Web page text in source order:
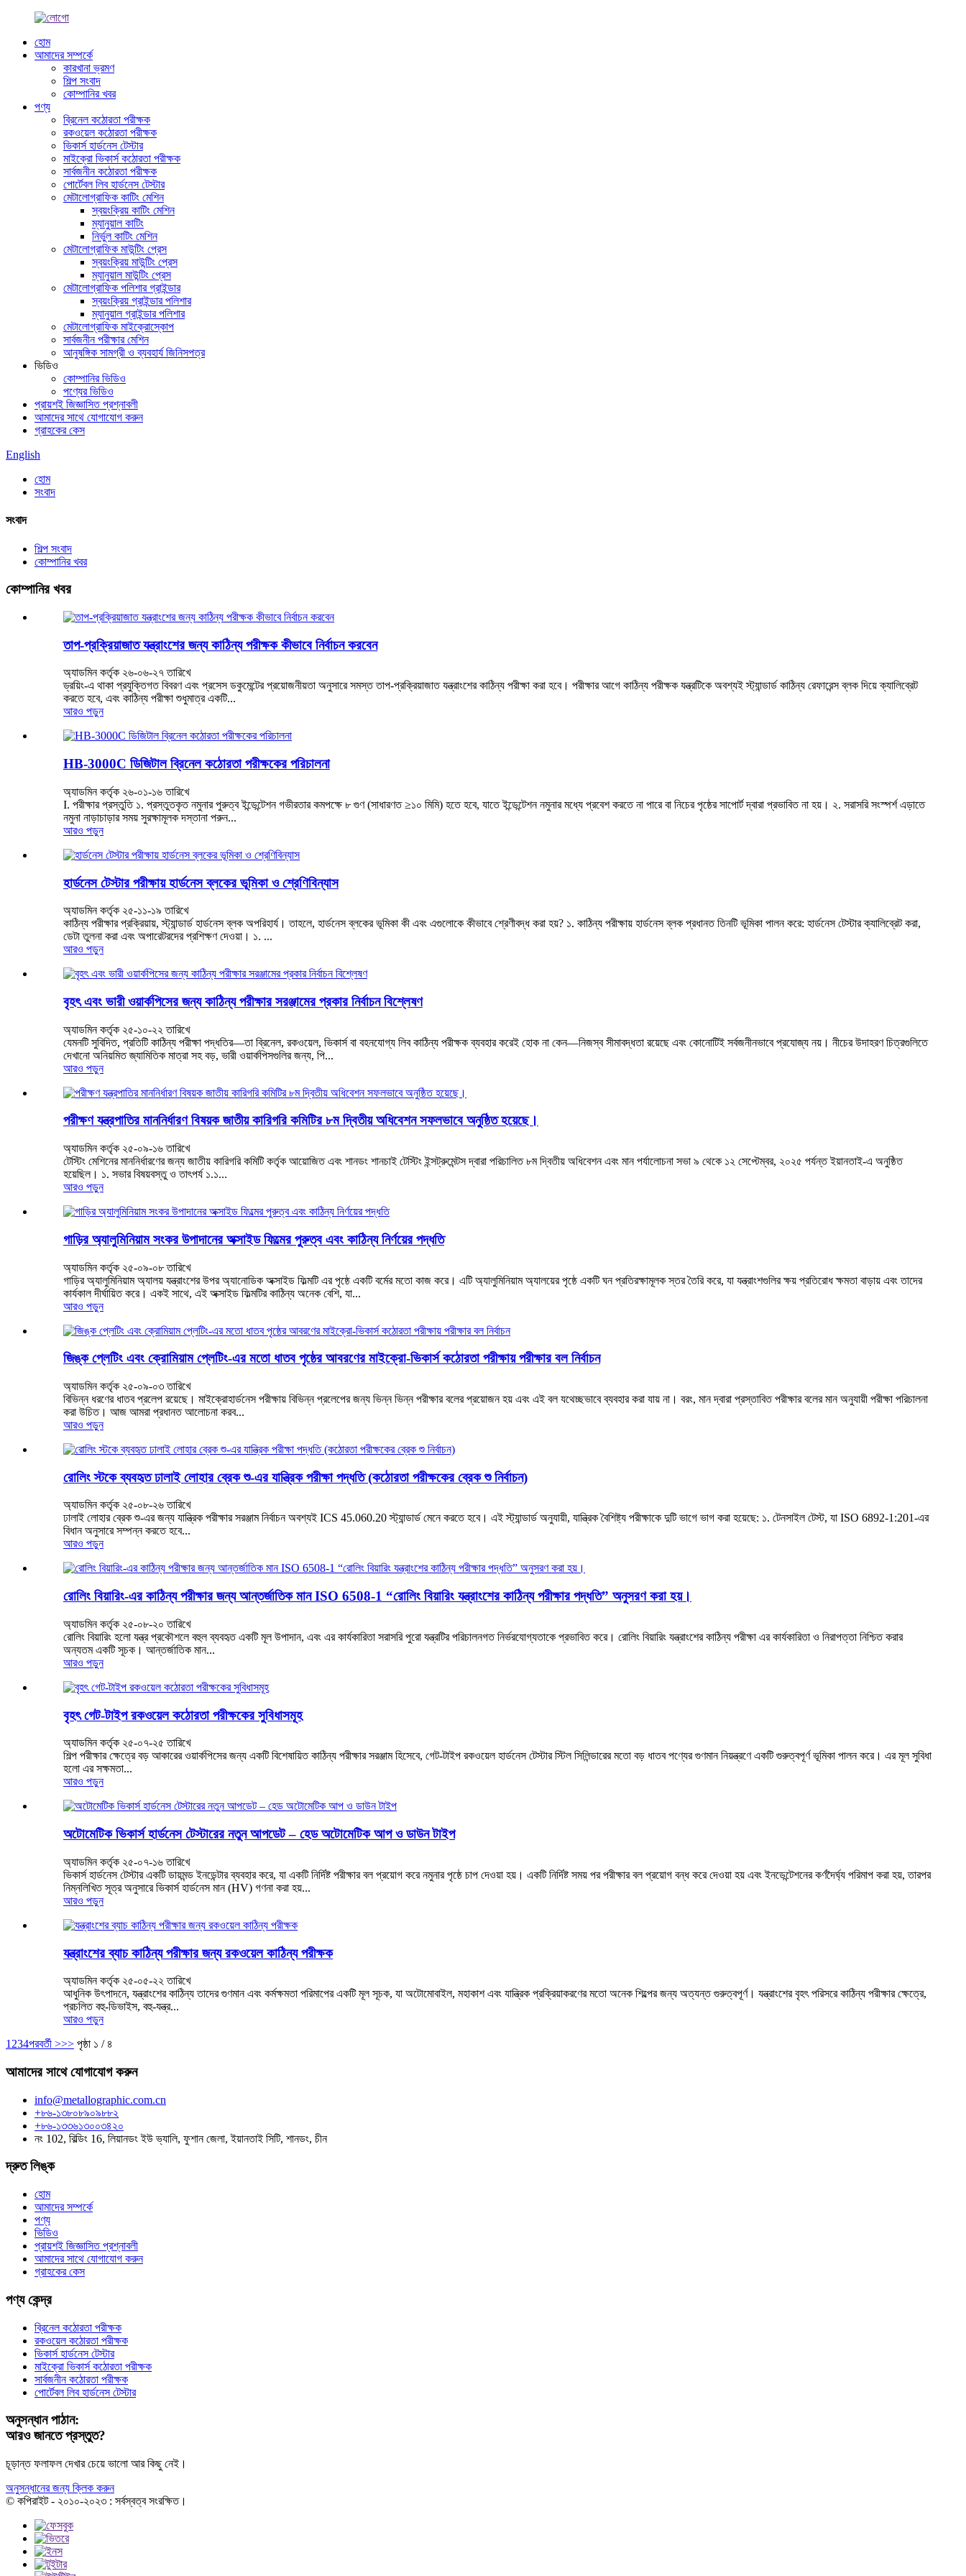
হোম
আমাদের সম্পর্কে
কারখানা ভ্রমণ
শিল্প সংবাদ
কোম্পানির খবর
পণ্য
ব্রিনেল কঠোরতা পরীক্ষক
রকওয়েল কঠোরতা পরীক্ষক
ভিকার্স হার্ডনেস টেস্টার
মাইক্রো ভিকার্স কঠোরতা পরীক্ষক
সার্বজনীন কঠোরতা পরীক্ষক
পোর্টেবল লিব হার্ডনেস টেস্টার
মেটালোগ্রাফিক কাটিং মেশিন
স্বয়ংক্রিয় কাটিং মেশিন
ম্যানুয়াল কাটিং
নির্ভুল কাটিং মেশিন
মেটালোগ্রাফিক মাউন্টিং প্রেস
স্বয়ংক্রিয় মাউন্টিং প্রেস
ম্যানুয়াল মাউন্টিং প্রেস
মেটালোগ্রাফিক পলিশার গ্রাইন্ডার
স্বয়ংক্রিয় গ্রাইন্ডার পলিশার
ম্যানুয়াল গ্রাইন্ডার পলিশার
মেটালোগ্রাফিক মাইক্রোস্কোপ
সার্বজনীন পরীক্ষার মেশিন
আনুষঙ্গিক সামগ্রী ও ব্যবহার্য জিনিসপত্র
ভিডিও
কোম্পানির ভিডিও
পণ্যের ভিডিও
প্রায়শই জিজ্ঞাসিত প্রশ্নাবলী
আমাদের সাথে যোগাযোগ করুন
গ্রাহকের কেস
English
হোম
সংবাদ
সংবাদ
শিল্প সংবাদ
কোম্পানির খবর
কোম্পানির খবর
তাপ-প্রক্রিয়াজাত যন্ত্রাংশের জন্য কাঠিন্য পরীক্ষক কীভাবে নির্বাচন করবেন
অ্যাডমিন কর্তৃক ২৬-০৬-২৭ তারিখে
ড্রয়িং-এ থাকা প্রযুক্তিগত বিবরণ এবং প্রসেস ডকুমেন্টের প্রয়োজনীয়তা অনুসারে সমস্ত তাপ-প্রক্রিয়াজাত যন্ত্রাংশের কাঠিন্য পরীক্ষা করা হবে। পরীক্ষার আগে কাঠিন্য পরীক্ষক যন্ত্রটিকে অবশ্যই স্ট্যান্ডার্ড কাঠিন্য রেফারেন্স ব্লক দিয়ে ক্যালিব্রেট
করতে হবে, এবং কাঠিন্য পরীক্ষা শুধুমাত্র একটি...
আরও পড়ুন
HB-3000C ডিজিটাল ব্রিনেল কঠোরতা পরীক্ষকের পরিচালনা
অ্যাডমিন কর্তৃক ২৬-০১-১৬ তারিখে
I. পরীক্ষার প্রস্তুতি ১. প্রস্তুতকৃত নমুনার পুরুত্ব ইন্ডেন্টেশন গভীরতার কমপক্ষে ৮ গুণ (সাধারণত ≥১০ মিমি) হতে হবে, যাতে ইন্ডেন্টেশন নমুনার মধ্যে প্রবেশ করতে না পারে বা নিচের পৃষ্ঠের সাপোর্ট দ্বারা প্রভাবিত না হয়। ২. সরাসরি সংস্পর্শ এড়াতে
নমুনা নাড়াচাড়ার সময় সুরক্ষামূলক দস্তানা পরুন...
আরও পড়ুন
হার্ডনেস টেস্টার পরীক্ষায় হার্ডনেস ব্লকের ভূমিকা ও শ্রেণিবিন্যাস
অ্যাডমিন কর্তৃক ২৫-১১-১৯ তারিখে
কাঠিন্য পরীক্ষার প্রক্রিয়ায়, স্ট্যান্ডার্ড হার্ডনেস ব্লক অপরিহার্য। তাহলে, হার্ডনেস ব্লকের ভূমিকা কী এবং এগুলোকে কীভাবে শ্রেণীবদ্ধ করা হয়? ১. কাঠিন্য পরীক্ষায় হার্ডনেস ব্লক প্রধানত তিনটি ভূমিকা পালন করে: হার্ডনেস টেস্টার ক্যালিব্রেট করা,
ডেটা তুলনা করা এবং অপারেটরদের প্রশিক্ষণ দেওয়া। ১. ...
আরও পড়ুন
বৃহৎ এবং ভারী ওয়ার্কপিসের জন্য কাঠিন্য পরীক্ষার সরঞ্জামের প্রকার নির্বাচন বিশ্লেষণ
অ্যাডমিন কর্তৃক ২৫-১০-২২ তারিখে
যেমনটি সুবিদিত, প্রতিটি কাঠিন্য পরীক্ষা পদ্ধতির—তা ব্রিনেল, রকওয়েল, ভিকার্স বা বহনযোগ্য লিব কাঠিন্য পরীক্ষক ব্যবহার করেই হোক না কেন—নিজস্ব সীমাবদ্ধতা রয়েছে এবং কোনোটিই সর্বজনীনভাবে প্রযোজ্য নয়। নীচের উদাহরণ চিত্রগুলিতে
দেখানো অনিয়মিত জ্যামিতিক মাত্রা সহ বড়, ভারী ওয়ার্কপিসগুলির জন্য, পি...
আরও পড়ুন
পরীক্ষণ যন্ত্রপাতির মাননির্ধারণ বিষয়ক জাতীয় কারিগরি কমিটির ৮ম দ্বিতীয় অধিবেশন সফলভাবে অনুষ্ঠিত হয়েছে।
অ্যাডমিন কর্তৃক ২৫-০৯-১৬ তারিখে
টেস্টিং মেশিনের মাননির্ধারণের জন্য জাতীয় কারিগরি কমিটি কর্তৃক আয়োজিত এবং শানডং শানচাই টেস্টিং ইন্সট্রুমেন্টস দ্বারা পরিচালিত ৮ম দ্বিতীয় অধিবেশন এবং মান পর্যালোচনা সভা ৯ থেকে ১২ সেপ্টেম্বর, ২০২৫ পর্যন্ত ইয়ানতাই-এ অনুষ্ঠিত
হয়েছিল। ১. সভার বিষয়বস্তু ও তাৎপর্য ১.১...
আরও পড়ুন
গাড়ির অ্যালুমিনিয়াম সংকর উপাদানের অক্সাইড ফিল্মের পুরুত্ব এবং কাঠিন্য নির্ণয়ের পদ্ধতি
অ্যাডমিন কর্তৃক ২৫-০৯-০৮ তারিখে
গাড়ির অ্যালুমিনিয়াম অ্যালয় যন্ত্রাংশের উপর অ্যানোডিক অক্সাইড ফিল্মটি এর পৃষ্ঠে একটি বর্মের মতো কাজ করে। এটি অ্যালুমিনিয়াম অ্যালয়ের পৃষ্ঠে একটি ঘন প্রতিরক্ষামূলক স্তর তৈরি করে, যা যন্ত্রাংশগুলির ক্ষয় প্রতিরোধ ক্ষমতা বাড়ায় এবং তাদের
কার্যকাল দীর্ঘায়িত করে। একই সাথে, এই অক্সাইড ফিল্মটির কাঠিন্য অনেক বেশি, যা...
আরও পড়ুন
জিঙ্ক প্লেটিং এবং ক্রোমিয়াম প্লেটিং-এর মতো ধাতব পৃষ্ঠের আবরণের মাইক্রো-ভিকার্স কঠোরতা পরীক্ষায় পরীক্ষার বল নির্বাচন
অ্যাডমিন কর্তৃক ২৫-০৯-০৩ তারিখে
বিভিন্ন ধরণের ধাতব প্রলেপ রয়েছে। মাইক্রোহার্ডনেস পরীক্ষায় বিভিন্ন প্রলেপের জন্য ভিন্ন ভিন্ন পরীক্ষার বলের প্রয়োজন হয় এবং এই বল যথেচ্ছভাবে ব্যবহার করা যায় না। বরং, মান দ্বারা প্রস্তাবিত পরীক্ষার বলের মান অনুযায়ী পরীক্ষা পরিচালনা
করা উচিত। আজ আমরা প্রধানত আলোচনা করব...
আরও পড়ুন
রোলিং স্টকে ব্যবহৃত ঢালাই লোহার ব্রেক শু-এর যান্ত্রিক পরীক্ষা পদ্ধতি (কঠোরতা পরীক্ষকের ব্রেক শু নির্বাচন)
অ্যাডমিন কর্তৃক ২৫-০৮-২৬ তারিখে
ঢালাই লোহার ব্রেক শু-এর জন্য যান্ত্রিক পরীক্ষার সরঞ্জাম নির্বাচন অবশ্যই ICS 45.060.20 স্ট্যান্ডার্ড মেনে করতে হবে। এই স্ট্যান্ডার্ড অনুযায়ী, যান্ত্রিক বৈশিষ্ট্য পরীক্ষাকে দুটি ভাগে ভাগ করা হয়েছে: ১. টেনসাইল টেস্ট, যা ISO 6892-1:201-এর
বিধান অনুসারে সম্পন্ন করতে হবে...
আরও পড়ুন
রোলিং বিয়ারিং-এর কাঠিন্য পরীক্ষার জন্য আন্তর্জাতিক মান ISO 6508-1 “রোলিং বিয়ারিং যন্ত্রাংশের কাঠিন্য পরীক্ষার পদ্ধতি” অনুসরণ করা হয়।
অ্যাডমিন কর্তৃক ২৫-০৮-২০ তারিখে
রোলিং বিয়ারিং হলো যন্ত্র প্রকৌশলে বহুল ব্যবহৃত একটি মূল উপাদান, এবং এর কার্যকারিতা সরাসরি পুরো যন্ত্রটির পরিচালনগত নির্ভরযোগ্যতাকে প্রভাবিত করে। রোলিং বিয়ারিং যন্ত্রাংশের কাঠিন্য পরীক্ষা এর কার্যকারিতা ও নিরাপত্তা নিশ্চিত করার
অন্যতম একটি সূচক। আন্তর্জাতিক মান...
আরও পড়ুন
বৃহৎ গেট-টাইপ রকওয়েল কঠোরতা পরীক্ষকের সুবিধাসমূহ
অ্যাডমিন কর্তৃক ২৫-০৭-২৫ তারিখে
শিল্প পরীক্ষার ক্ষেত্রে বড় আকারের ওয়ার্কপিসের জন্য একটি বিশেষায়িত কাঠিন্য পরীক্ষার সরঞ্জাম হিসেবে, গেট-টাইপ রকওয়েল হার্ডনেস টেস্টার স্টিল সিলিন্ডারের মতো বড় ধাতব পণ্যের গুণমান নিয়ন্ত্রণে একটি গুরুত্বপূর্ণ ভূমিকা পালন করে। এর মূল সুবিধা
হলো এর সক্ষমতা...
আরও পড়ুন
অটোমেটিক ভিকার্স হার্ডনেস টেস্টারের নতুন আপডেট – হেড অটোমেটিক আপ ও ডাউন টাইপ
অ্যাডমিন কর্তৃক ২৫-০৭-১৬ তারিখে
ভিকার্স হার্ডনেস টেস্টার একটি ডায়মন্ড ইনডেন্টার ব্যবহার করে, যা একটি নির্দিষ্ট পরীক্ষার বল প্রয়োগ করে নমুনার পৃষ্ঠে চাপ দেওয়া হয়। একটি নির্দিষ্ট সময় পর পরীক্ষার বল প্রয়োগ বন্ধ করে দেওয়া হয় এবং ইনডেন্টেশনের কর্ণদৈর্ঘ্য পরিমাপ করা হয়, তারপর
নিম্নলিখিত সূত্র অনুসারে ভিকার্স হার্ডনেস মান (HV) গণনা করা হয়...
আরও পড়ুন
যন্ত্রাংশের ব্যাচ কাঠিন্য পরীক্ষার জন্য রকওয়েল কাঠিন্য পরীক্ষক
অ্যাডমিন কর্তৃক ২৫-০৫-২২ তারিখে
আধুনিক উৎপাদনে, যন্ত্রাংশের কাঠিন্য তাদের গুণমান এবং কর্মক্ষমতা পরিমাপের একটি মূল সূচক, যা অটোমোবাইল, মহাকাশ এবং যান্ত্রিক প্রক্রিয়াকরণের মতো অনেক শিল্পের জন্য অত্যন্ত গুরুত্বপূর্ণ। যন্ত্রাংশের বৃহৎ পরিসরে কাঠিন্য পরীক্ষার ক্ষেত্রে,
প্রচলিত বহু-ডিভাইস, বহু-যন্ত্র...
আরও পড়ুন
1 234পরবর্তী >>> পৃষ্ঠা ১ / ৪
আমাদের সাথে যোগাযোগ করুন
info@metallographic.com.cn
+৮৬-১৩৮০৮৯০৯৮৮২
+৮৬-১৩৩৬১৩০০৩৪২০
নং 102, বিল্ডিং 16, লিয়ানডং ইউ ভ্যালি, ফুশান জেলা, ইয়ানতাই সিটি, শানডং, চীন
দ্রুত লিঙ্ক
হোম
আমাদের সম্পর্কে
পণ্য
ভিডিও
প্রায়শই জিজ্ঞাসিত প্রশ্নাবলী
আমাদের সাথে যোগাযোগ করুন
গ্রাহকের কেস
পণ্য কেন্দ্র
ব্রিনেল কঠোরতা পরীক্ষক
রকওয়েল কঠোরতা পরীক্ষক
ভিকার্স হার্ডনেস টেস্টার
মাইক্রো ভিকার্স কঠোরতা পরীক্ষক
সার্বজনীন কঠোরতা পরীক্ষক
পোর্টেবল লিব হার্ডনেস টেস্টার
অনুসন্ধান পাঠান:
আরও জানতে প্রস্তুত?
চূড়ান্ত ফলাফল দেখার চেয়ে ভালো আর কিছু নেই।
অনুসন্ধানের জন্য ক্লিক করুন
© কপিরাইট - ২০১০-২০২৩ : সর্বস্বত্ব সংরক্ষিত।